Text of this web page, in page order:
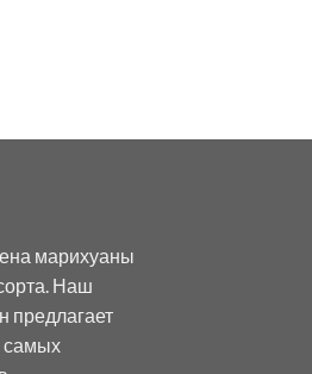
марихуаны
Наш
предлагает
самых